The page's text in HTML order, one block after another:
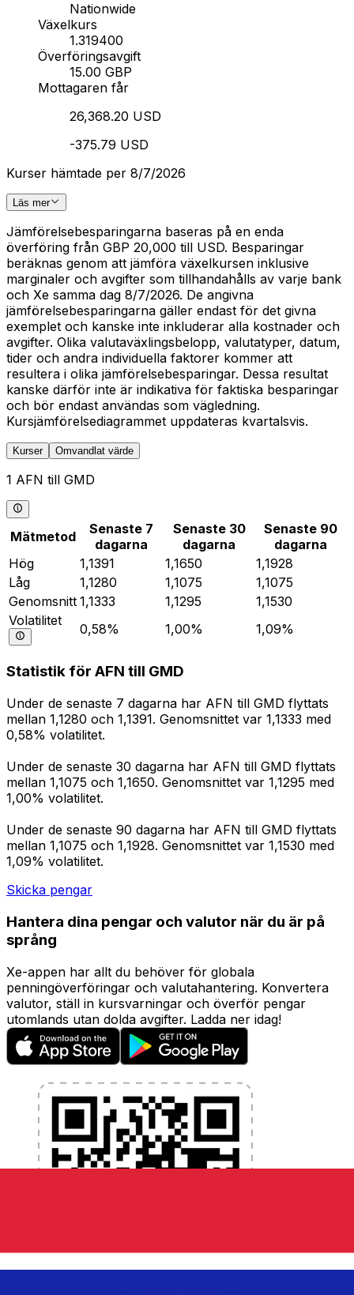
Nationwide
Växelkurs
1.319400
Överföringsavgift
15.00 GBP
Mottagaren får
26,368.20 USD
-375.79 USD
Kurser hämtade per 8/7/2026
Läs mer
Jämförelsebesparingarna baseras på en enda
överföring från GBP 20,000 till USD. Besparingar
beräknas genom att jämföra växelkursen inklusive
marginaler och avgifter som tillhandahålls av varje bank
och Xe samma dag 8/7/2026. De angivna
jämförelsebesparingarna gäller endast för det givna
exemplet och kanske inte inkluderar alla kostnader och
avgifter. Olika valutaväxlingsbelopp, valutatyper, datum,
tider och andra individuella faktorer kommer att
resultera i olika jämförelsebesparingar. Dessa resultat
kanske därför inte är indikativa för faktiska besparingar
och bör endast användas som vägledning.
Kursjämförelsediagrammet uppdateras kvartalsvis.
Kurser Omvandlat värde
1 AFN till GMD
Mätmetod
Senaste 7
dagarna
Senaste 30
dagarna
Senaste 90
dagarna
Hög
1,1391 1,1650
1,1928
Låg
1,1280 1,1075
1,1075
Genomsnitt 1,1333 1,1295
1,1530
Volatilitet
0,58% 1,00% 1,09%
Statistik för AFN till GMD
Under de senaste 7 dagarna har AFN till GMD flyttats
mellan 1,1280 och 1,1391. Genomsnittet var 1,1333 med
0,58% volatilitet.
Under de senaste 30 dagarna har AFN till GMD flyttats
mellan 1,1075 och 1,1650. Genomsnittet var 1,1295 med
1,00% volatilitet.
Under de senaste 90 dagarna har AFN till GMD flyttats
mellan 1,1075 och 1,1928. Genomsnittet var 1,1530 med
1,09% volatilitet.
Skicka pengar
Hantera dina pengar och valutor när du är på
språng
Xe-appen har allt du behöver för globala
penningöverföringar och valutahantering. Konvertera
valutor, ställ in kursvarningar och överför pengar
utomlands utan dolda avgifter. Ladda ner idag!